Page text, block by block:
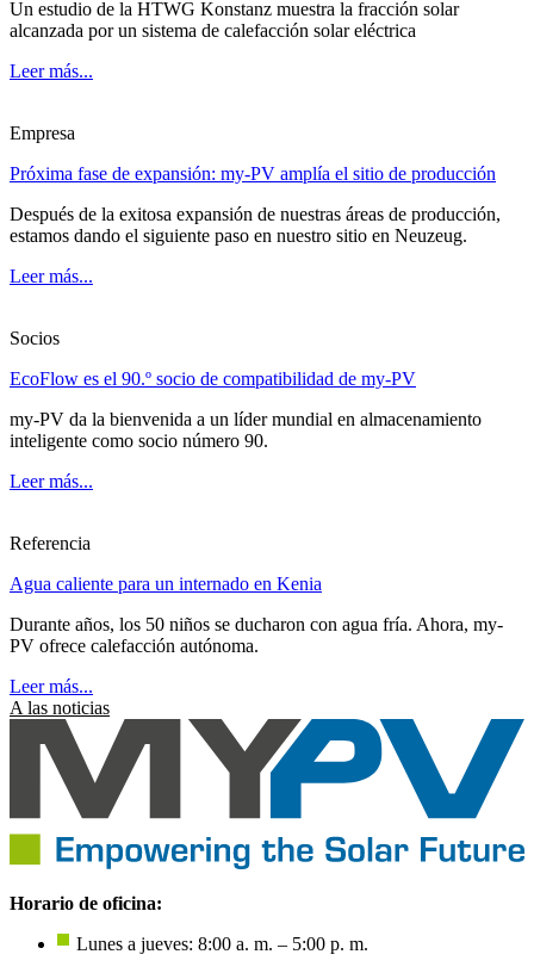
Un estudio de la HTWG Konstanz muestra la fracción solar
alcanzada por un sistema de calefacción solar eléctrica
Leer más...
Empresa
Próxima fase de expansión: my-PV amplía el sitio de producción
Después de la exitosa expansión de nuestras áreas de producción,
estamos dando el siguiente paso en nuestro sitio en Neuzeug.
Leer más...
Socios
EcoFlow es el 90.º socio de compatibilidad de my-PV
my-PV da la bienvenida a un líder mundial en almacenamiento
inteligente como socio número 90.
Leer más...
Referencia
Agua caliente para un internado en Kenia
Durante años, los 50 niños se ducharon con agua fría. Ahora, my-
PV ofrece calefacción autónoma.
Leer más...
A las noticias
Horario de oficina:
Lunes a jueves: 8:00 a. m. – 5:00 p. m.